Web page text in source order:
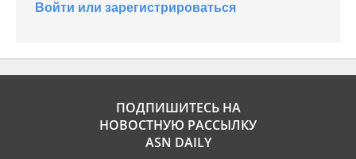
Войти или зарегистрироваться
ПОДПИШИТЕСЬ НА
НОВОСТНУЮ РАССЫЛКУ
ASN DAILY